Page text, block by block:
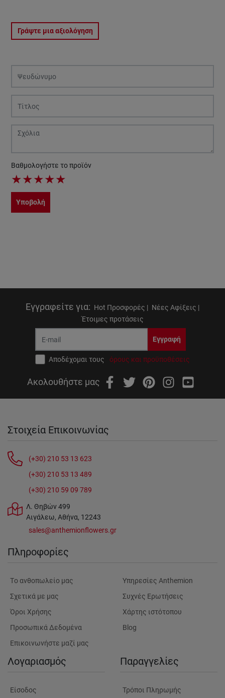
Γράψτε μια αξιολόγηση
Βαθμολογήστε το προϊόν
★★★★★
Υποβολή
Εγγραφείτε για: Hot Προσφορές | Νέες Αφίξεις |
Έτοιμες προτάσεις
Εγγραφή
Αποδέχομαι τους όρους και προϋποθέσεις
Ακολουθήστε μας
Στοιχεία Επικοινωνίας
(+30) 210 53 13 623
(+30) 210 53 13 489
(+30) 210 59 09 789
Λ. Θηβών 499
Αιγάλεω, Αθήνα, 12243
sales@anthemionflowers.gr
Πληροφορίες
Tο ανθοπωλείο μας
Σχετικά με μας
Όροι Χρήσης
Προσωπικά Δεδομένα
Επικοινωνήστε μαζί μας
Υπηρεσίες Anthemion
Συχνές Ερωτήσεις
Χάρτης ιστότοπου
Blog
Λογαριασμός
Είσοδος
Παραγγελίες
Τρόποι Πληρωμής